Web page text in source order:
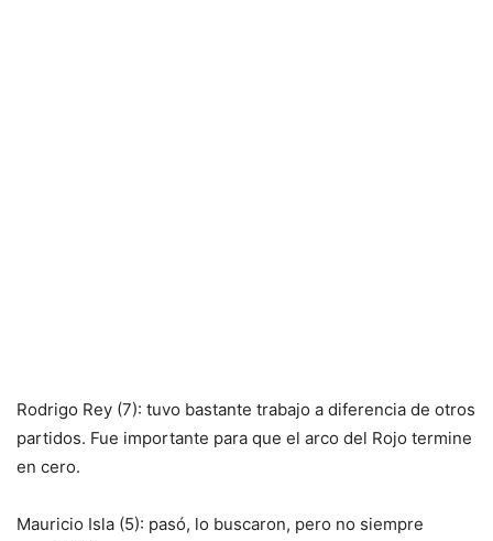
Rodrigo Rey (7): tuvo bastante trabajo a diferencia de otros
partidos. Fue importante para que el arco del Rojo termine
en cero.
Mauricio Isla (5): pasó, lo buscaron, pero no siempre